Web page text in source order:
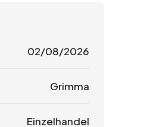
02/08/2026
Grimma
Einzelhandel